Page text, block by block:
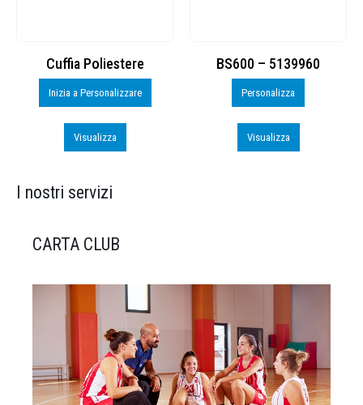
Cuffia Poliestere
Inizia a Personalizzare
Visualizza
BS600 – 5139960
Personalizza
Visualizza
I nostri servizi
CARTA CLUB